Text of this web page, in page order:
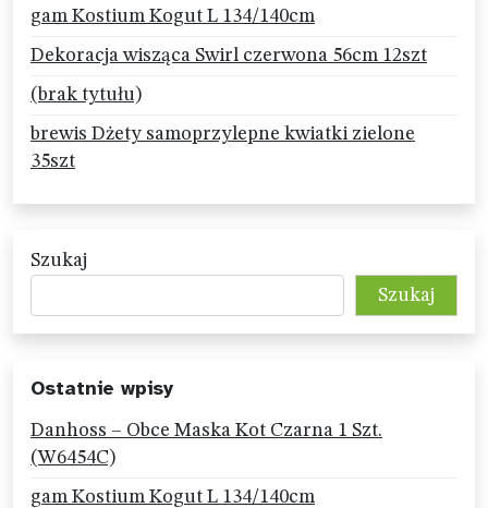
gam Kostium Kogut L 134/140cm
Dekoracja wisząca Swirl czerwona 56cm 12szt
(brak tytułu)
brewis Dżety samoprzylepne kwiatki zielone
35szt
Szukaj
Szukaj
Ostatnie wpisy
Danhoss – Obce Maska Kot Czarna 1 Szt.
(W6454C)
gam Kostium Kogut L 134/140cm